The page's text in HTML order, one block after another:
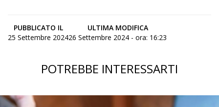
PUBBLICATO IL
25 Settembre 2024
ULTIMA MODIFICA
26 Settembre 2024 - ora: 16:23
POTREBBE INTERESSARTI